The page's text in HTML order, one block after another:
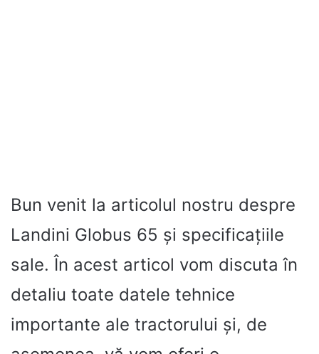
Bun venit la articolul nostru despre
Landini Globus 65 și specificațiile
sale. În acest articol vom discuta în
detaliu toate datele tehnice
importante ale tractorului și, de